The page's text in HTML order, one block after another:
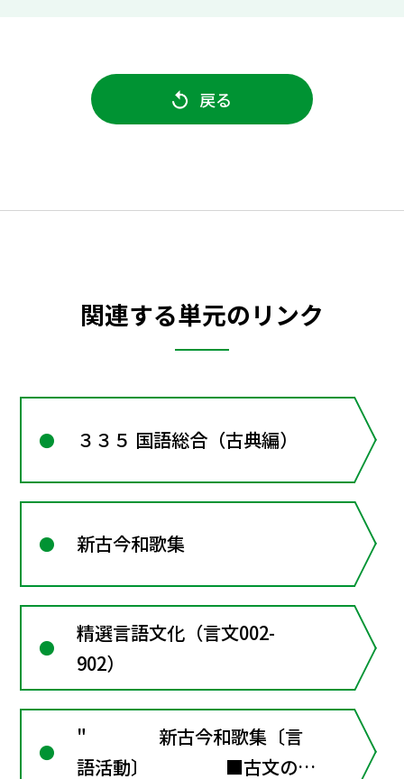
戻る
関連する単元のリンク
３３５ 国語総合（古典編）
新古今和歌集
精選言語文化（言文002-
902）
" 新古今和歌集〔言
語活動〕 ■古文の窓